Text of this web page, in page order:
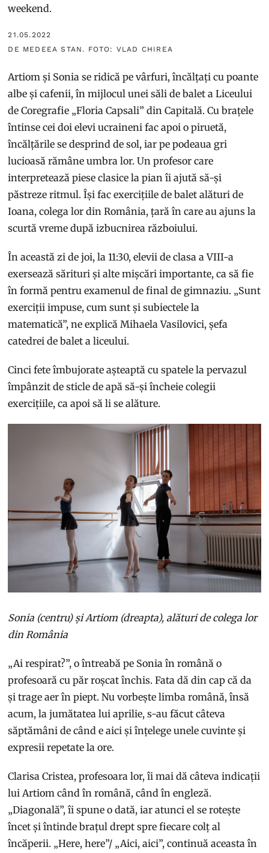
weekend.
21.05.2022
DE MEDEEA STAN. FOTO: VLAD CHIREA
Artiom și Sonia se ridică pe vârfuri, încălțați cu poante
albe și cafenii, în mijlocul unei săli de balet a Liceului
de Coregrafie „Floria Capsali” din Capitală. Cu brațele
întinse cei doi elevi ucraineni fac apoi o piruetă,
încălțările se desprind de sol, iar pe podeaua gri
lucioasă rămâne umbra lor. Un profesor care
interpretează piese clasice la pian îi ajută să-și
păstreze ritmul. Își fac exercițiile de balet alături de
Ioana, colega lor din România, țară în care au ajuns la
scurtă vreme după izbucnirea războiului.
În această zi de joi, la 11:30, elevii de clasa a VIII-a
exersează sărituri și alte mișcări importante, ca să fie
în formă pentru examenul de final de gimnaziu. „Sunt
exerciții impuse, cum sunt și subiectele la
matematică”, ne explică Mihaela Vasilovici, șefa
catedrei de balet a liceului.
Cinci fete îmbujorate așteaptă cu spatele la pervazul
împânzit de sticle de apă să-și încheie colegii
exercițiile, ca apoi să li se alăture.
Sonia (centru) și Artiom (dreapta), alături de colega lor
din România
„Ai respirat?”, o întreabă pe Sonia în română o
profesoară cu păr roșcat închis. Fata dă din cap că da
și trage aer în piept. Nu vorbește limba română, însă
acum, la jumătatea lui aprilie, s-au făcut câteva
săptămâni de când e aici și înțelege unele cuvinte și
expresii repetate la ore.
Clarisa Cristea, profesoara lor, îi mai dă câteva indicații
lui Artiom când în română, când în engleză.
„Diagonală”, îi spune o dată, iar atunci el se rotește
încet și întinde brațul drept spre fiecare colț al
încăperii. „Here, here”/ „Aici, aici”, continuă aceasta în